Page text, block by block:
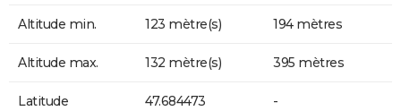
Altitude min. 123 mètre(s) 194 mètres
Altitude max. 132 mètre(s) 395 mètres
Latitude 47.684473 -